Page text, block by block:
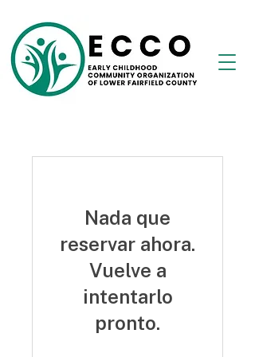
Nada que
reservar ahora.
Vuelve a
intentarlo
pronto.